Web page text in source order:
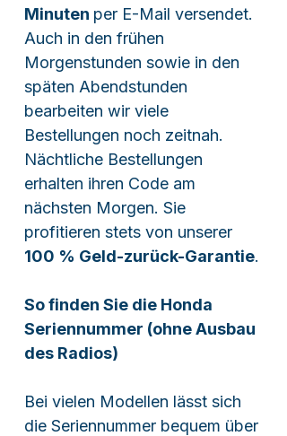
Minuten per E-Mail versendet.
Auch in den frühen
Morgenstunden sowie in den
späten Abendstunden
bearbeiten wir viele
Bestellungen noch zeitnah.
Nächtliche Bestellungen
erhalten ihren Code am
nächsten Morgen. Sie
profitieren stets von unserer
100 % Geld-zurück-Garantie.
So finden Sie die Honda
Seriennummer (ohne Ausbau
des Radios)
Bei vielen Modellen lässt sich
die Seriennummer bequem über